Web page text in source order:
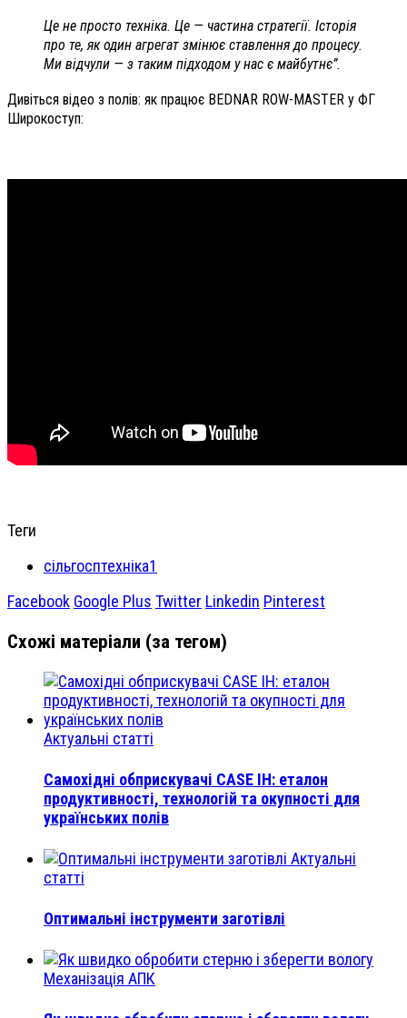
Це не просто техніка. Це — частина стратегії. Історія
про те, як один агрегат змінює ставлення до процесу.
Ми відчули — з таким підходом у нас є майбутнє”.
Дивіться відео з полів: як працює BEDNAR ROW-MASTER у ФГ
Широкоступ:
Теги
сільгосптехніка1
Facebook Google Plus Twitter Linkedin Pinterest
Схожі матеріали (за тегом)
Актуальні статті
Самохідні обприскувачі CASE IH: еталон
продуктивності, технологій та окупності для
українських полів
Актуальні
статті
Оптимальні інструменти заготівлі
Механізація АПК